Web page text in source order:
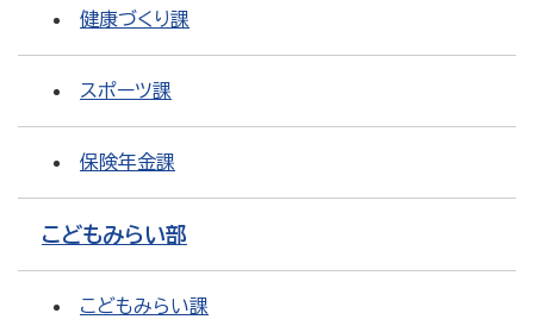
健康づくり課
スポーツ課
保険年金課
こどもみらい部
こどもみらい課